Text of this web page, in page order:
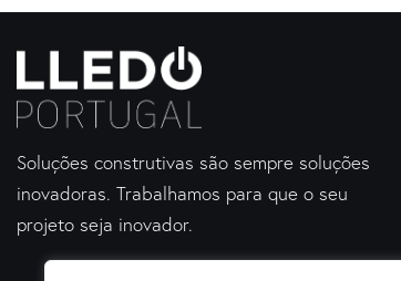
Soluções construtivas são sempre soluções
inovadoras. Trabalhamos para que o seu
projeto seja inovador.